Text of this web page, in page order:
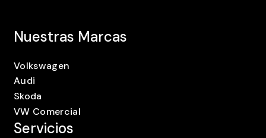
Nuestras Marcas
Volkswagen
Audi
Skoda
VW Comercial
Servicios